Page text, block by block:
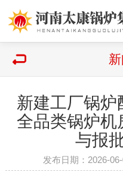
新建工厂锅炉
全品类锅炉机
与报
发布日期：2026-